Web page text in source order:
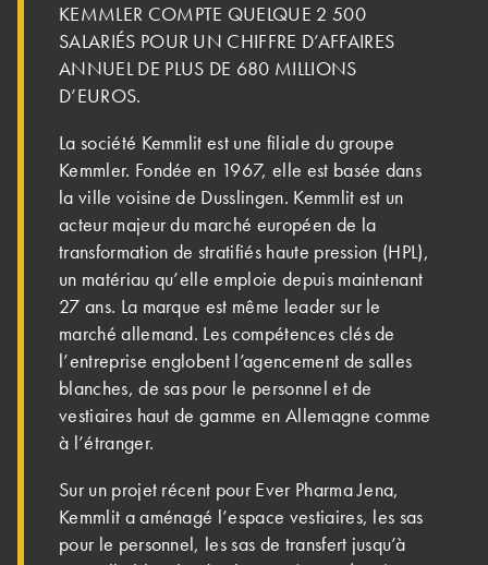
KEMMLER COMPTE QUELQUE 2 500
SALARIÉS POUR UN CHIFFRE D’AFFAIRES
ANNUEL DE PLUS DE 680 MILLIONS
D’EUROS.
La société Kemmlit est une filiale du groupe
Kemmler. Fondée en 1967, elle est basée dans
la ville voisine de Dusslingen. Kemmlit est un
acteur majeur du marché européen de la
transformation de stratifiés haute pression (HPL),
un matériau qu’elle emploie depuis maintenant
27 ans. La marque est même leader sur le
marché allemand. Les compétences clés de
l’entreprise englobent l’agencement de salles
blanches, de sas pour le personnel et de
vestiaires haut de gamme en Allemagne comme
à l’étranger.
Sur un projet récent pour Ever Pharma Jena,
Kemmlit a aménagé l’espace vestiaires, les sas
pour le personnel, les sas de transfert jusqu’à